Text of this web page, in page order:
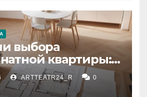
выбора
квартиры:
площадь,
и документация
ARTTEATR24_R 0